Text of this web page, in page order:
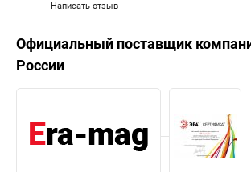
Написать отзыв
Официальный поставщик
России